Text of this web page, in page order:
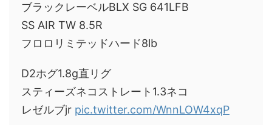
ブラックレーベルBLX SG 641LFB
SS AIR TW 8.5R
フロロリミテッドハード8lb
D2ホグ1.8g直リグ
スティーズネコストレート1.3ネコ
レゼルブjr pic.twitter.com/WnnLOW4xqP